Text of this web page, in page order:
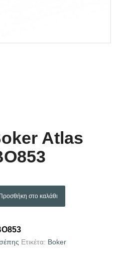
Atlas
Προσθήκη στο καλάθι
Ετικέτα: Boker